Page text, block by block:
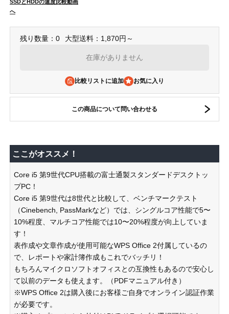
SSDとHDDの速度比較動画
へ
残り数量：0 大型送料：1,870円～
在庫がありません
比較リストに追加
この商品について問い合わせる
ここがオススメ！
Core i5 第9世代CPU搭載の富士通製スタンダードデスクトッ
プPC！
Core i5 第9世代は8世代と比較して、ベンチマークテスト
（Cinebench, PassMarkなど）では、シングルコア性能で5〜
10%程度、マルチコア性能では10〜20%程度が向上していま
す！
表作成や文章作成が使用可能なWPS Office 2付属しているの
で、レポートや家計簿作成もこれでバッチリ！
もちろんマイクロソフトオフィスとの互換性もあるので安心し
て以前のデータも使えます。（PDFマニュアル付き）
※WPS Office 2は購入後にお客様ご自身でオンライン認証作業
が必要です。